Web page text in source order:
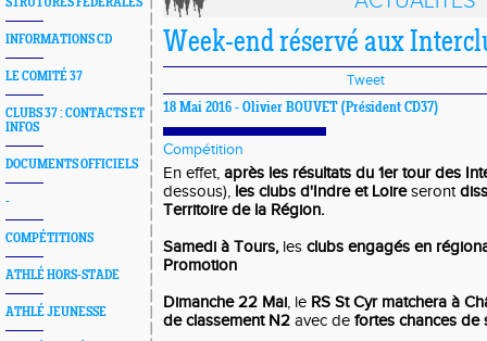
INFORMATIONS CD
LE COMITÉ 37
CLUBS 37 : CONTACTS ET
INFOS
DOCUMENTS OFFICIELS
-
COMPÉTITIONS
ATHLÉ HORS-STADE
ATHLÉ JEUNESSE
Week-end réservé aux
Tweet
18 Mai 2016 - Olivier BOUVET (Président CD37)
Compétition
En effet, après les résultats du 1er tour des
dessous), les clubs d'Indre et Loireseront
Territoire de la Région.
Samedi à Tours,les clubs engagés en
Promotion
Dimanche 22 Mai, le RS St Cyr matchera à
de classement N2 avec de fortes chances de